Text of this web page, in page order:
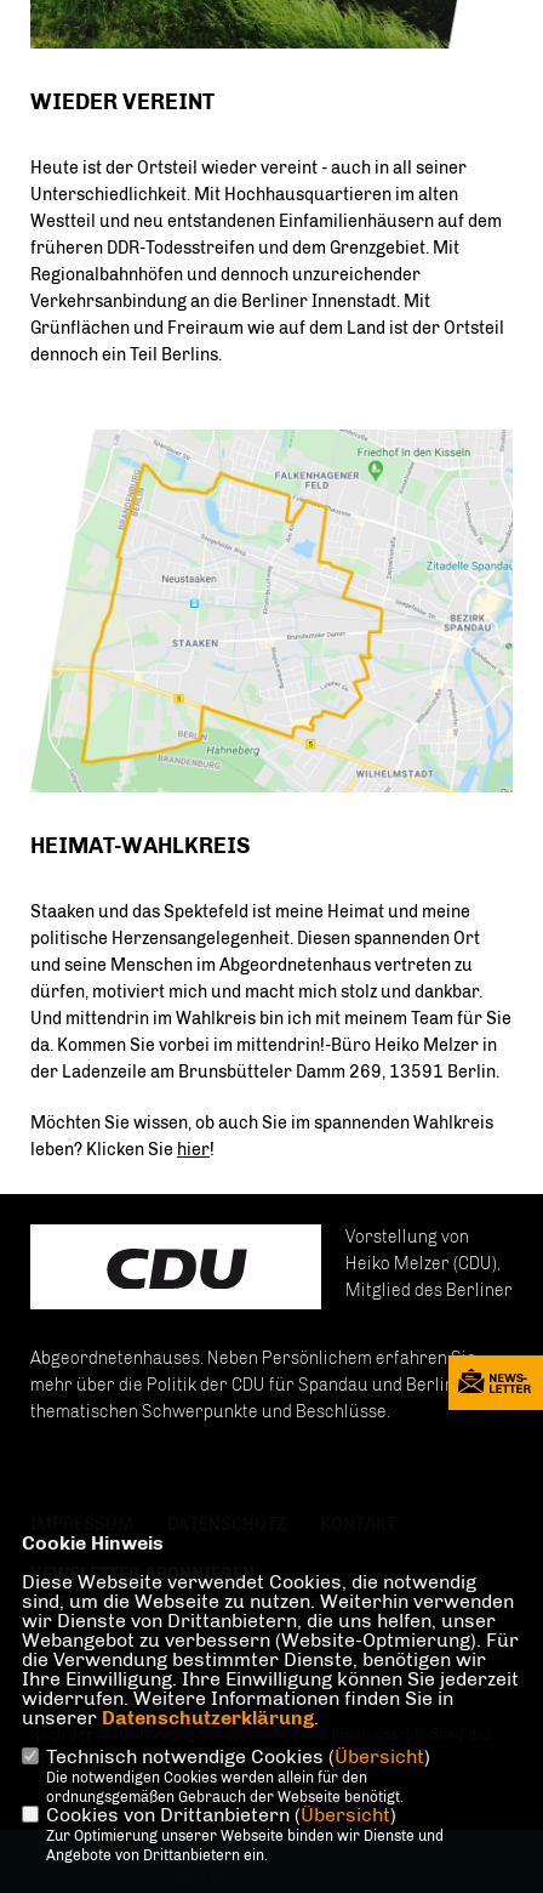
WIEDER VEREINT
Heute ist der Ortsteil wieder vereint - auch in all seiner
Unterschiedlichkeit. Mit Hochhausquartieren im alten
Westteil und neu entstandenen Einfamilienhäusern auf dem
früheren DDR-Todesstreifen und dem Grenzgebiet. Mit
Regionalbahnhöfen und dennoch unzureichender
Verkehrsanbindung an die Berliner Innenstadt. Mit
Grünflächen und Freiraum wie auf dem Land ist der Ortsteil
dennoch ein Teil Berlins.
HEIMAT-WAHLKREIS
Staaken und das Spektefeld ist meine Heimat und meine
politische Herzensangelegenheit. Diesen spannenden Ort
und seine Menschen im Abgeordnetenhaus vertreten zu
dürfen, motiviert mich und macht mich stolz und dankbar.
Und mittendrin im Wahlkreis bin ich mit meinem Team für Sie
da. Kommen Sie vorbei im mittendrin!-Büro Heiko Melzer in
der Ladenzeile am Brunsbütteler Damm 269, 13591 Berlin.
Möchten Sie wissen, ob auch Sie im spannenden Wahlkreis
leben? Klicken Sie hier!
Vorstellung von
Heiko Melzer (CDU),
Mitglied des Berliner
Abgeordnetenhauses. Neben Persönlichem erfahren Sie
mehr über die Politik der CDU für Spandau und Berlin, die
thematischen Schwerpunkte und Beschlüsse.
NEWSLETTER ABONNIEREN
Der Datenschutz ist uns ein wichtiges Anliegen.
Bitte stimmen in den Cookie-Einstellungen zunächst der Nutzung Ihrer
Daten im Bereich "Newsletter Tracking" zu.
Anmeldeformular zur Verfügung.
@2026 mittendrin!-Wahlkreisbüro
Cookie Hinweis
Diese Webseite verwendet Cookies, die notwendig
sind, um die Webseite zu nutzen. Weiterhin verwenden
wir Dienste von Drittanbietern, die uns helfen, unser
Webangebot zu verbessern (Website-Optmierung). Für
die Verwendung bestimmter Dienste, benötigen wir
Ihre Einwilligung. Ihre Einwilligung können Sie jederzeit
widerrufen. Weitere Informationen finden Sie in
unserer Datenschutzerklärung.
Technisch notwendige Cookies (Übersicht)
Die notwendigen Cookies werden allein für den
ordnungsgemäßen Gebrauch der Webseite benötigt.
Cookies von Drittanbietern (Übersicht)
Zur Optimierung unserer Webseite binden wir Dienste und
Angebote von Drittanbietern ein.